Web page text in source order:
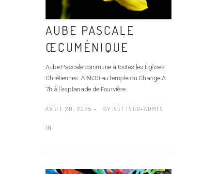
AUBE PASCALE
ŒCUMÉNIQUE
Aube Pascale commune à toutes les Églises
Chrétiennes. A 6h30 au temple du Change A
7h à l’esplanade de Fourvière
AVRIL 20, 2025 - BY SUTTNER-ADMIN
IN